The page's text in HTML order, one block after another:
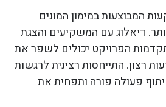
המבוצעות במימון המונים
דיאלוג עם המשקיעים והצגת
הפרויקט יכולים לשפר את
רצון. התייחסות רצינית לרגשות
פעולה פורה ותפחית את